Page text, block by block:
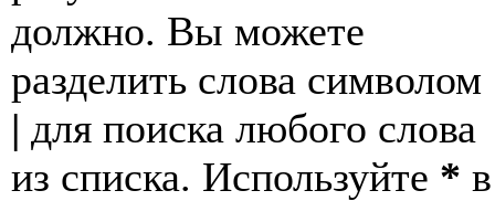
должно. Вы можете
разделить слова символом
| для поиска любого слова
из списка. Используйте * в